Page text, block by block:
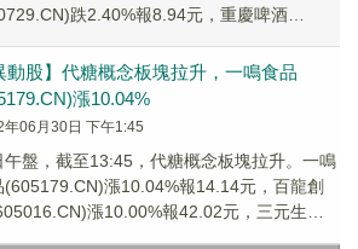
跌2.40%報8.94元，重慶啤酒
動股】代糖概念板塊拉升，一鳴食品
漲10.04%
年06月30日 下午1:45
午盤，截至13:45，代糖概念板塊拉升。一鳴
(605179.CN)漲10.04%報14.14元，百龍創
漲10.00%報42.02元，三元生物